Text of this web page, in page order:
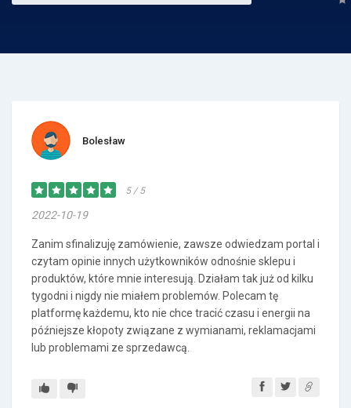
Bolesław
5 / 5
2022-10-19
Zanim sfinalizuję zamówienie, zawsze odwiedzam portal i
czytam opinie innych użytkowników odnośnie sklepu i
produktów, które mnie interesują. Działam tak już od kilku
tygodni i nigdy nie miałem problemów. Polecam tę
platformę każdemu, kto nie chce tracić czasu i energii na
późniejsze kłopoty związane z wymianami, reklamacjami
lub problemami ze sprzedawcą.